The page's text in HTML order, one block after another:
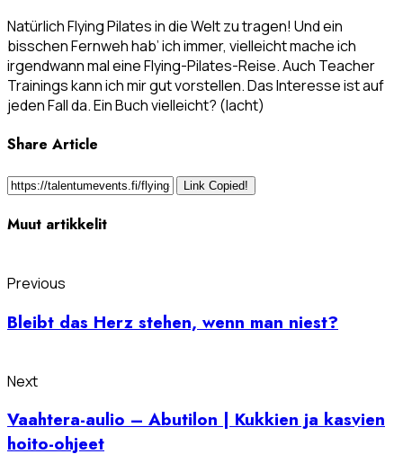
Natürlich Flying Pilates in die Welt zu tragen! Und ein
bisschen Fernweh hab’ ich immer, vielleicht mache ich
irgendwann mal eine Flying-Pilates-Reise. Auch Teacher
Trainings kann ich mir gut vorstellen. Das Interesse ist auf
jeden Fall da. Ein Buch vielleicht? (lacht)
Share Article
Link Copied!
Muut artikkelit
Previous
Bleibt das Herz stehen, wenn man niest?
Next
Vaahtera-aulio – Abutilon | Kukkien ja kasvien
hoito-ohjeet